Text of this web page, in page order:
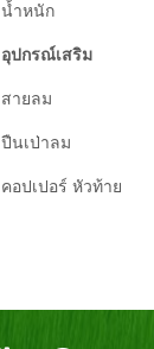
น้ำหนัก
อุปกรณ์เสริม
สายลม
ปืนเป่าลม
คอปเปอร์ หัวท้าย